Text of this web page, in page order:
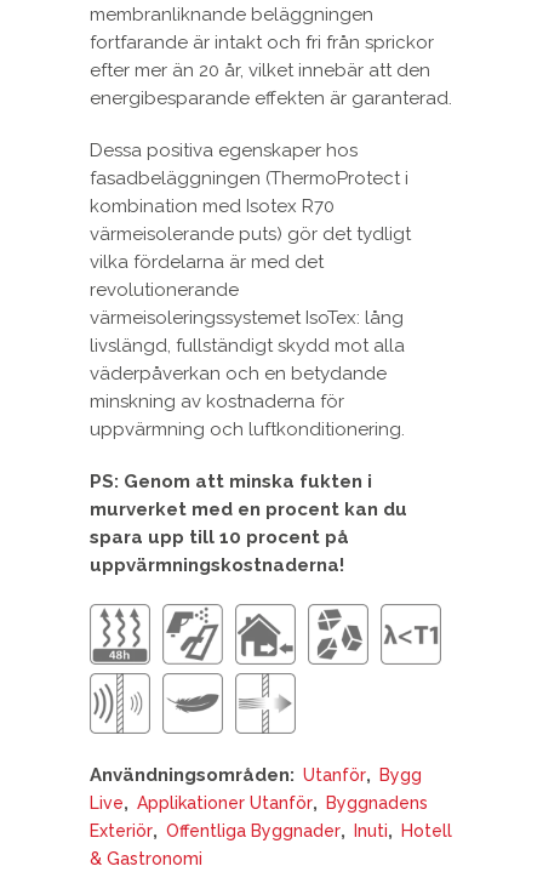
membranliknande beläggningen
fortfarande är intakt och fri från sprickor
efter mer än 20 år, vilket innebär att den
energibesparande effekten är garanterad.
Dessa positiva egenskaper hos
fasadbeläggningen (ThermoProtect i
kombination med Isotex R70
värmeisolerande puts) gör det tydligt
vilka fördelarna är med det
revolutionerande
värmeisoleringssystemet IsoTex: lång
livslängd, fullständigt skydd mot alla
väderpåverkan och en betydande
minskning av kostnaderna för
uppvärmning och luftkonditionering.
PS: Genom att minska fukten i
murverket med en procent kan du
spara upp till 10 procent på
uppvärmningskostnaderna!
Användningsområden: Utanför,
Bygg
Live, Applikationer Utanför,
Byggnadens
Exteriör, Offentliga Byggnader, Inuti,
Hotell
& Gastronomi